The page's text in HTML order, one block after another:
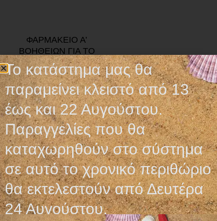
ΦΑΡΜΑΚΕΙΟ Α’
ΒΟΗΘΕΙΩΝ ΓΙΑ ΤΟ
ΑΥΤΟΚΙΝΗΤΟ
18,00€ 13,90€
Προσθήκη στο καλάθι
Ωράριο λειτουργίας
ΕΙΔΙΚΟ ΘΕΡΙΝΟ ΩΡΑΡΙΟ
ΔΕΥ-ΠΑΡ: 09:00-14:30
Το κατάστημα μας θα
παραμείνει κλειστό από 13
έως και 22 Αυγούστου.
Παραγγελίες που θα
καταχωρηθούν στο σύστημα
σε αυτό το χρονικό περιθώριο
θα εκτελεστούν από Δευτέρα
24 Αυγούστου.